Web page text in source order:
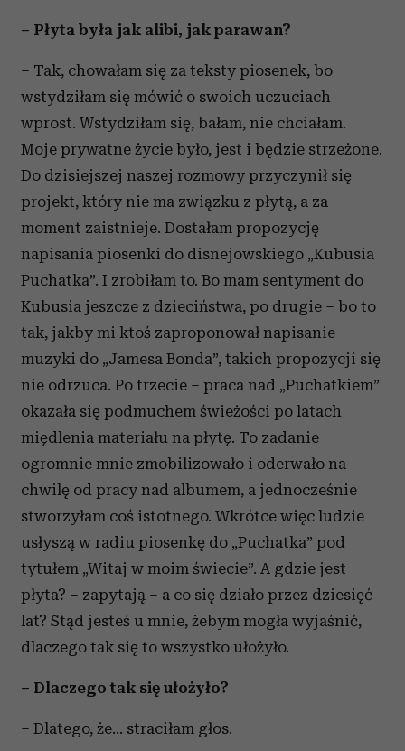
– Płyta była jak alibi, jak parawan?
– Tak, chowałam się za teksty piosenek, bo
wstydziłam się mówić o swoich uczuciach
wprost. Wstydziłam się, bałam, nie chciałam.
Moje prywatne życie było, jest i będzie strzeżone.
Do dzisiejszej naszej rozmowy przyczynił się
projekt, który nie ma związku z płytą, a za
moment zaistnieje. Dostałam propozycję
napisania piosenki do disnejowskiego „Kubusia
Puchatka”. I zrobiłam to. Bo mam sentyment do
Kubusia jeszcze z dzieciństwa, po drugie – bo to
tak, jakby mi ktoś zaproponował napisanie
muzyki do „Jamesa Bonda”, takich propozycji się
nie odrzuca. Po trzecie – praca nad „Puchatkiem”
okazała się podmuchem świeżości po latach
międlenia materiału na płytę. To zadanie
ogromnie mnie zmobilizowało i oderwało na
chwilę od pracy nad albumem, a jednocześnie
stworzyłam coś istotnego. Wkrótce więc ludzie
usłyszą w radiu piosenkę do „Puchatka” pod
tytułem „Witaj w moim świecie”. A gdzie jest
płyta? – zapytają – a co się działo przez dziesięć
lat? Stąd jesteś u mnie, żebym mogła wyjaśnić,
dlaczego tak się to wszystko ułożyło.
– Dlaczego tak się ułożyło?
– Dlatego, że... straciłam głos.